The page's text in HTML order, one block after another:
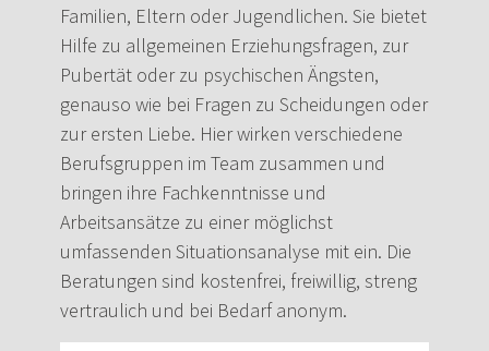
Familien, Eltern oder Jugendlichen. Sie bietet
Hilfe zu allgemeinen Erziehungsfragen, zur
Pubertät oder zu psychischen Ängsten,
genauso wie bei Fragen zu Scheidungen oder
zur ersten Liebe. Hier wirken verschiedene
Berufsgruppen im Team zusammen und
bringen ihre Fachkenntnisse und
Arbeitsansätze zu einer möglichst
umfassenden Situationsanalyse mit ein. Die
Beratungen sind kostenfrei, freiwillig, streng
vertraulich und bei Bedarf anonym.